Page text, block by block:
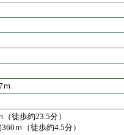
ｍ
徒歩約23.5分）
ｍ（徒歩約4.5分）